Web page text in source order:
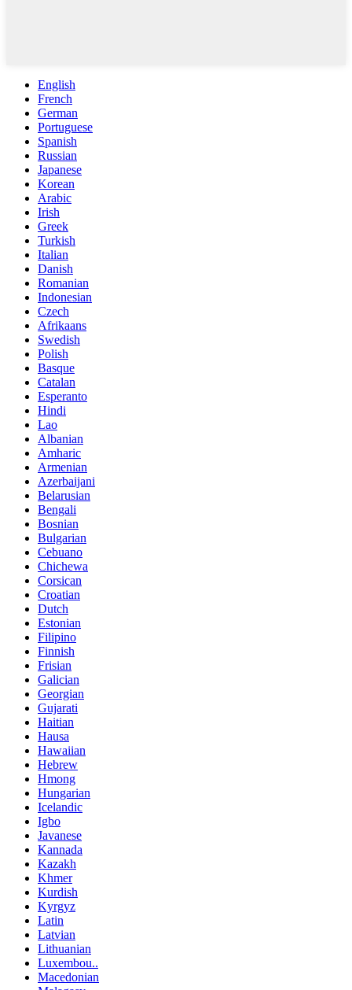
English
French
German
Portuguese
Spanish
Russian
Japanese
Korean
Arabic
Irish
Greek
Turkish
Italian
Danish
Romanian
Indonesian
Czech
Afrikaans
Swedish
Polish
Basque
Catalan
Esperanto
Hindi
Lao
Albanian
Amharic
Armenian
Azerbaijani
Belarusian
Bengali
Bosnian
Bulgarian
Cebuano
Chichewa
Corsican
Croatian
Dutch
Estonian
Filipino
Finnish
Frisian
Galician
Georgian
Gujarati
Haitian
Hausa
Hawaiian
Hebrew
Hmong
Hungarian
Icelandic
Igbo
Javanese
Kannada
Kazakh
Khmer
Kurdish
Kyrgyz
Latin
Latvian
Lithuanian
Luxembou..
Macedonian